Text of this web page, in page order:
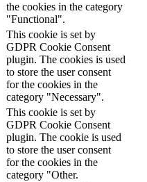
the cookies in the category
"Functional".
This cookie is set by
GDPR Cookie Consent
plugin. The cookies is used
to store the user consent
for the cookies in the
category "Necessary".
This cookie is set by
GDPR Cookie Consent
plugin. The cookie is used
to store the user consent
for the cookies in the
category "Other.